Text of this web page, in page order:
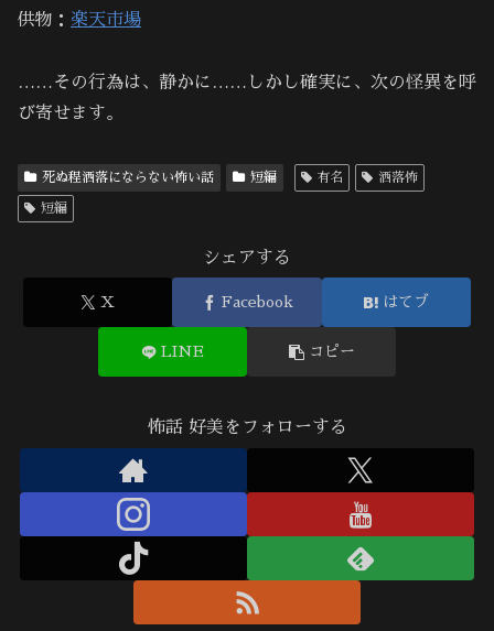
供物： 楽天市場
……その行為は、静かに……しかし確実に、次の怪異を呼
び寄せます。
死ぬ程洒落にならない怖い話 短編 有名 洒落怖
短編
シェアする
X Facebook はてブ
LINE コピー
怖話 好美をフォローする